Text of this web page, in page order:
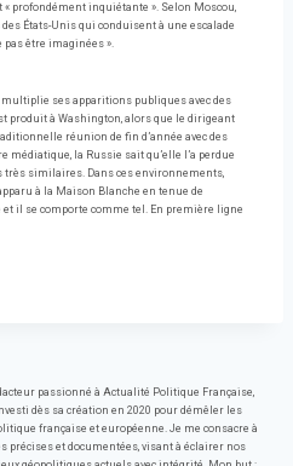
« profondément inquiétante ». Selon Moscou,
États-Unis qui conduisent à une escalade
pas être imaginées ».
ses apparitions publiques avec des
produit à Washington, alors que le dirigeant
réunion de fin d’année avec des
la Russie sait qu’elle l’a perdue
très similaires. Dans ces environnements,
à la Maison Blanche en tenue de
il se comporte comme tel. En première ligne
passionné à Actualité Politique Française,
dès sa création en 2020 pour démêler les
française et européenne. Je me consacre à
précises et documentées, visant à éclairer nos